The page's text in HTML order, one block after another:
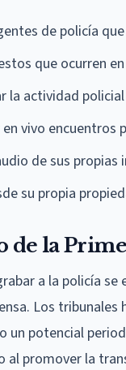
de policía
que ocurren
la actividad
vivo encuentros
de sus
su propia
de la
a la policía
Los
un potencial
al promover la